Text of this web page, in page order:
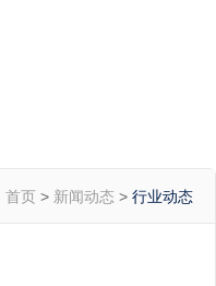
首页 > 新闻动态 > 行业动态